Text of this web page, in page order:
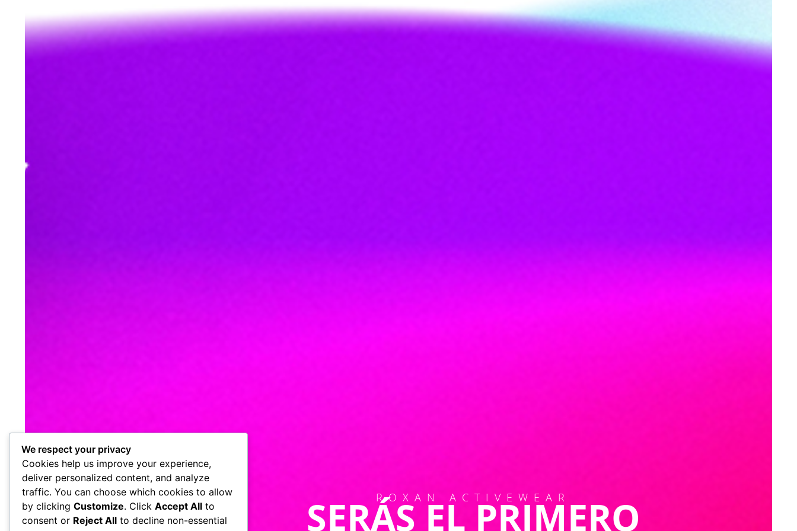
ROXAN ACTIVEWEAR
SERÁS EL PRIMERO
We respect your privacy
Cookies help us improve your experience,
deliver personalized content, and analyze
traffic. You can choose which cookies to allow
by clicking Customize. Click Accept All to
consent or Reject All to decline non-essential